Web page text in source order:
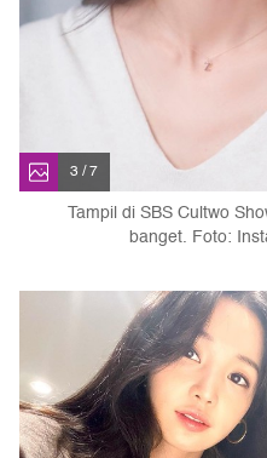
3 / 7
Tampil di SBS Cultwo
banget. Foto: